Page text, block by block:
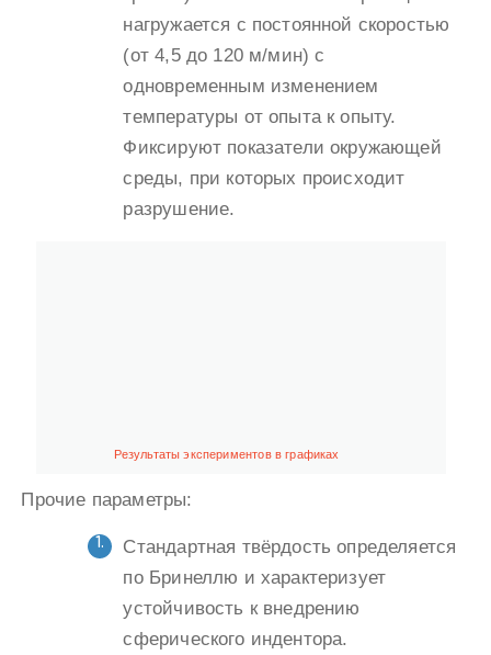
нагружается с постоянной скоростью
(от 4,5 до 120 м/мин) с
одновременным изменением
температуры от опыта к опыту.
Фиксируют показатели окружающей
среды, при которых происходит
разрушение.
Результаты экспериментов в графиках
Прочие параметры:
Стандартная твёрдость определяется
по Бринеллю и характеризует
устойчивость к внедрению
сферического индентора.